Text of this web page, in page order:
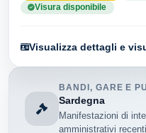
Visura disponibile
Visualizza dettagli e
BANDI, GARE E
Sardegna
Manifestazioni di
amministrativi